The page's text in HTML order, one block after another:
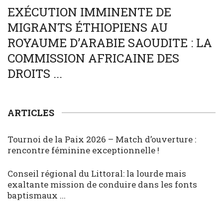
SOCIÉTÉ
EXÉCUTION IMMINENTE DE
MIGRANTS ÉTHIOPIENS AU
ROYAUME D’ARABIE SAOUDITE : LA
COMMISSION AFRICAINE DES
DROITS ...
ARTICLES
Tournoi de la Paix 2026 – Match d’ouverture :
rencontre féminine exceptionnelle !
Conseil régional du Littoral: la lourde mais
exaltante mission de conduire dans les fonts
baptismaux ...